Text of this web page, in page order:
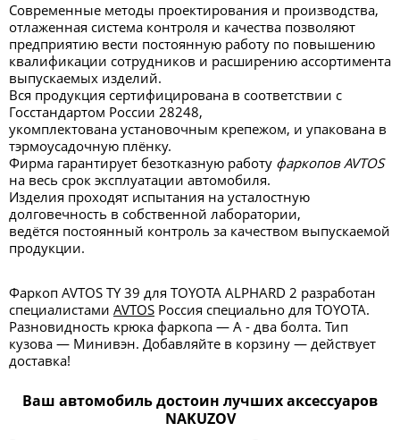
Современные методы проектирования и производства,
отлаженная система контроля и качества позволяют
предприятию вести постоянную работу по повышению
квалификации сотрудников и расширению ассортимента
выпускаемых изделий.
Вся продукция сертифицирована в соответствии с
Госстандартом России 28248,
укомплектована установочным крепежом, и упакована в
тэрмоусадочную плёнку.
Фирма гарантирует безотказную работу фаркопов AVTOS
на весь срок эксплуатации автомобиля.
Изделия проходят испытания на усталостную
долговечность в собственной лаборатории,
ведётся постоянный контроль за качеством выпускаемой
продукции.
Фаркоп AVTOS TY 39 для TOYOTA ALPHARD 2 разработан
специалистами AVTOS Россия специально для TOYOTA.
Разновидность крюка фаркопа — А - два болта. Тип
кузова — Минивэн. Добавляйте в корзину — действует
доставка!
Ваш автомобиль достоин лучших аксессуаров
NAKUZOV